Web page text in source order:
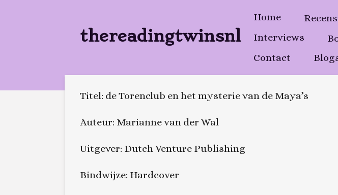
hoofdinhoud
thereadingtwinsnl
Home
Interviews
Contact
Titel: de Torenclub en het mysterie van de Maya’s
Auteur: Marianne van der Wal
Uitgever: Dutch Venture Publishing
Bindwijze: Hardcover